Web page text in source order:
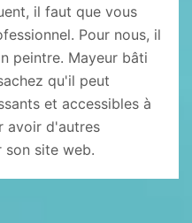
il faut que vous
Pour nous, il
peintre. Mayeur bâti
qu'il peut
et accessibles à
avoir d'autres
site web.